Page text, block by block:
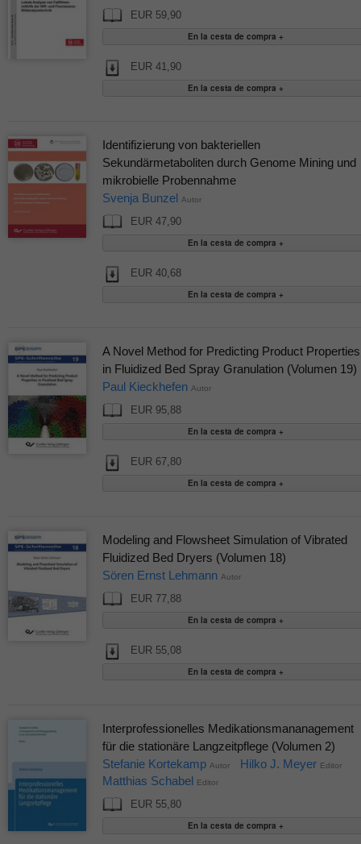
EUR 59,90
EUR 41,90
Identifizierung von bakteriellen
Sekundärmetaboliten durch Genome Mining und
mikrobielle Probennahme
Svenja Bunzel Autor
EUR 47,90
EUR 40,68
A Novel Method for Predicting Product Properties
in Fluidized Bed Spray Granulation (Volumen 19)
Paul Kieckhefen Autor
EUR 95,88
EUR 67,80
Modeling and Flowsheet Simulation of Vibrated
Fluidized Bed Dryers (Volumen 18)
Sören Ernst Lehmann Autor
EUR 77,88
EUR 55,08
Interprofessionelles Medikationsmananagement
für die stationäre Langzeitpflege (Volumen 2)
Stefanie Kortekamp Autor Hilko J. Meyer Editor
Matthias Schabel Editor
EUR 55,80